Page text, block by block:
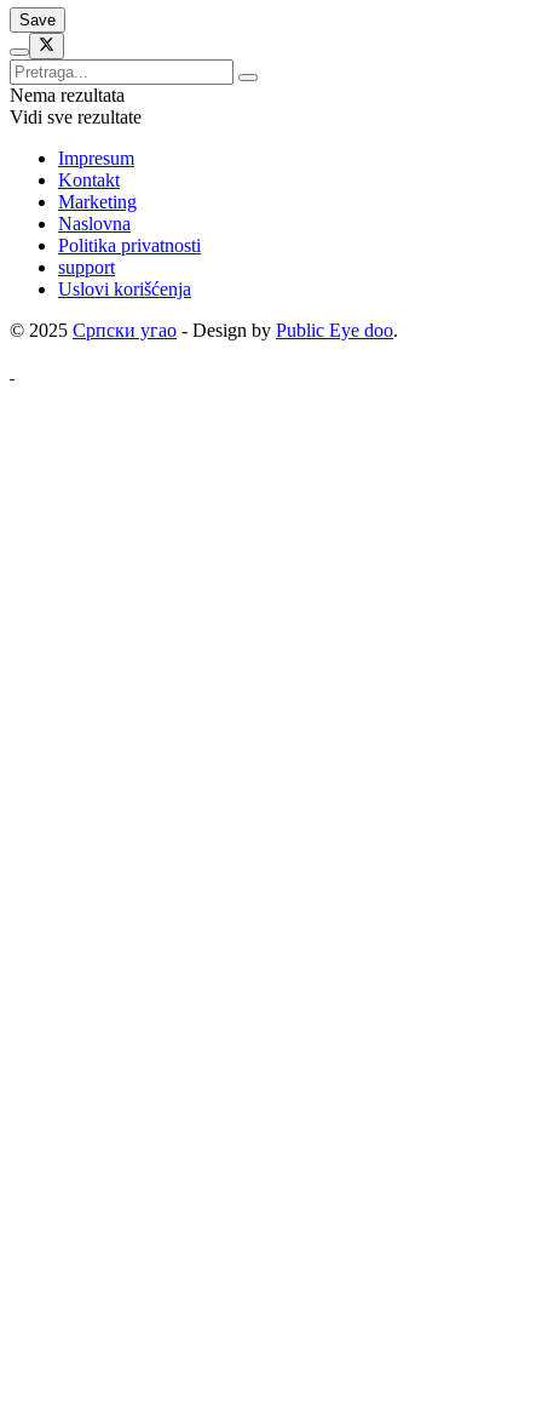
Nema rezultata
Vidi sve rezultate
Impresum
Kontakt
Marketing
Naslovna
Politika privatnosti
support
Uslovi korišćenja
© 2025 Српски угао - Design by Public Eye doo.